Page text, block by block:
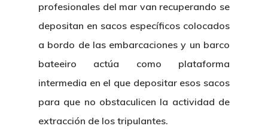
profesionales del mar van recuperando se
depositan en sacos específicos colocados
a bordo de las embarcaciones y un barco
bateeiro actúa como plataforma
intermedia en el que depositar esos sacos
para que no obstaculicen la actividad de
extracción de los tripulantes.